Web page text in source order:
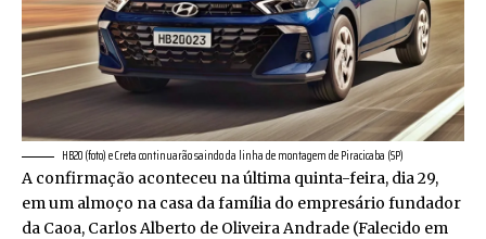
HB20 (foto) e Creta continuarão saindo da linha de montagem de Piracicaba (SP)
A confirmação aconteceu na última quinta-feira, dia 29,
em um almoço na casa da família do empresário fundador
da Caoa, Carlos Alberto de Oliveira Andrade (Falecido em